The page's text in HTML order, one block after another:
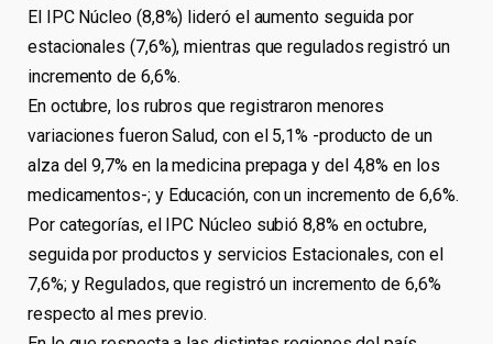
El IPC Núcleo (8,8%) lideró el aumento seguida por
estacionales (7,6%), mientras que regulados registró un
incremento de 6,6%.
En octubre, los rubros que registraron menores
variaciones fueron Salud, con el 5,1% -producto de un
alza del 9,7% en la medicina prepaga y del 4,8% en los
medicamentos-; y Educación, con un incremento de 6,6%.
Por categorías, el IPC Núcleo subió 8,8% en octubre,
seguida por productos y servicios Estacionales, con el
7,6%; y Regulados, que registró un incremento de 6,6%
respecto al mes previo.